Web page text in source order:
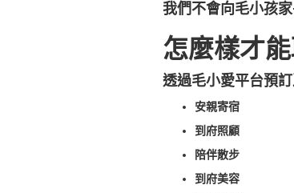
我們不會向毛小孩
怎麼樣才
透過毛小愛平台預
安親寄宿
到府照顧
陪伴散步
到府美容